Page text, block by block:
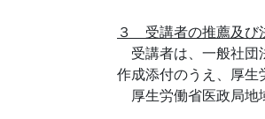
３ 受講者の推薦及び
受講者は、一般社団
作成添付のうえ、厚生
厚生労働省医政局地